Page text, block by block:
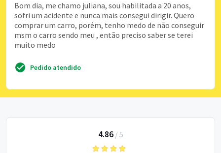
Bom dia, me chamo juliana, sou habilitada a 20 anos,
sofri um acidente e nunca mais consegui dirigir. Quero
comprar um carro, porém, tenho medo de não conseguir
msm o carro sendo meu , então preciso saber se terei
muito medo
Pedido atendido
4.86/ 5